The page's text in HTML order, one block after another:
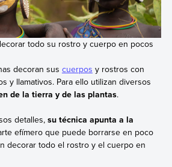
todo su rostro y cuerpo en pocos
decoran sus cuerpos y rostros con
y llamativos. Para ello utilizan diversos
de la tierra y de las plantas.
detalles, su técnica apunta a la
efímero que puede borrarse en poco
decorar todo el rostro y el cuerpo en